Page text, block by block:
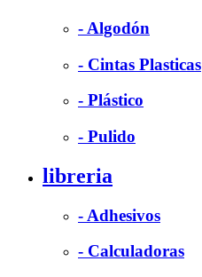
- Algodón
- Cintas Plasticas
- Plástico
- Pulido
libreria
- Adhesivos
- Calculadoras